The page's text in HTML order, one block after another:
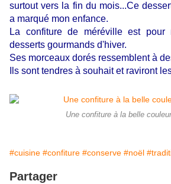
surtout vers la fin du mois...Ce
a marqué mon enfance.
La confiture de méréville est pour
desserts gourmands d'hiver.
Ses morceaux dorés ressemblent à
Ils sont tendres à souhait et raviront
Une confiture à la belle
#cuisine #confiture #conserve #noël
Partager